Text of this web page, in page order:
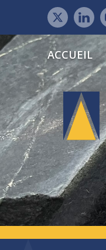
ACCUEIL